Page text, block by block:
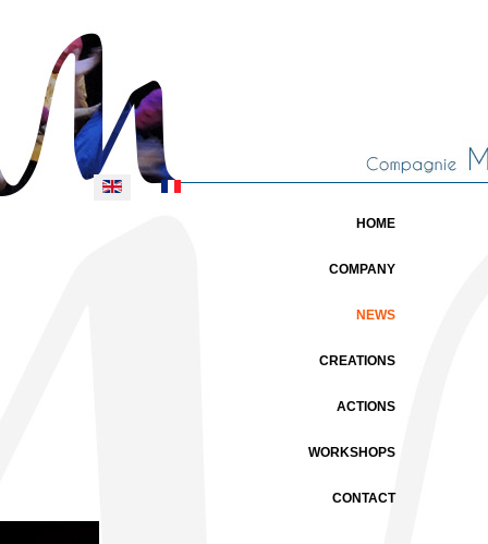
Select your language
HOME
COMPANY
NEWS
CREATIONS
ACTIONS
WORKSHOPS
CONTACT